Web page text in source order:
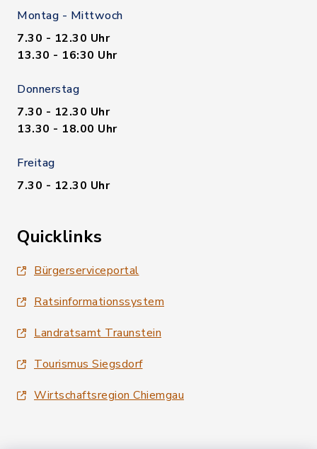
Montag - Mittwoch
7.30 - 12.30 Uhr
13.30 - 16:30 Uhr
Donnerstag
7.30 - 12.30 Uhr
13.30 - 18.00 Uhr
Freitag
7.30 - 12.30 Uhr
Quicklinks
Bürgerserviceportal
Ratsinformationssystem
Landratsamt Traunstein
Tourismus Siegsdorf
Wirtschaftsregion Chiemgau